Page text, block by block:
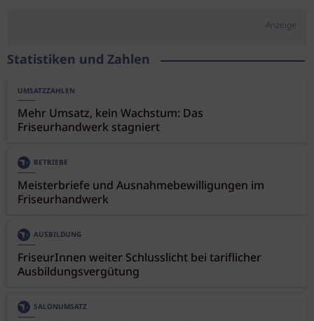
Anzeige
Statistiken und Zahlen
UMSATZZAHLEN
Mehr Umsatz, kein Wachstum: Das
Friseurhandwerk stagniert
BETRIEBE
Meisterbriefe und Ausnahmebewilligungen im
Friseurhandwerk
AUSBILDUNG
FriseurInnen weiter Schlusslicht bei tariflicher
Ausbildungsvergütung
SALONUMSATZ